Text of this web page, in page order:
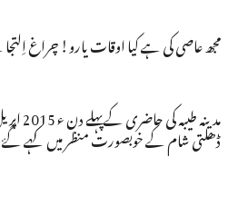
مجھ عاصی کی ہے کیا اوقات یارو! چراغ
ڈھلتی شام کے خوبصورت منظر میں کہے گۓ